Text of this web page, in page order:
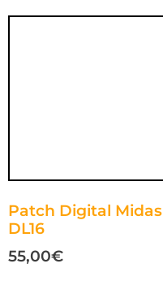
Patch Digital Midas
DL16
55,00€